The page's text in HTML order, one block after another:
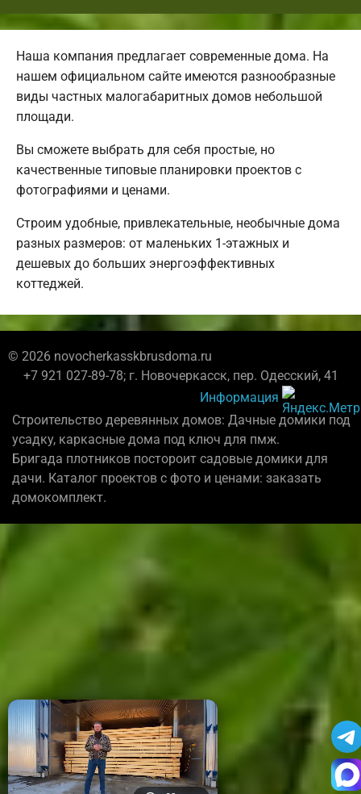
Наша компания предлагает современные дома. На
нашем официальном сайте имеются разнообразные
виды частных малогабаритных домов небольшой
площади.
Вы сможете выбрать для себя простые, но
качественные типовые планировки проектов с
фотографиями и ценами.
Строим удобные, привлекательные, необычные дома
разных размеров: от маленьких 1-этажных и
дешевых до больших энергоэффективных
коттеджей.
© 2026 novocherkasskbrusdoma.ru
+7 921 027-89-78; г. Новочеркасск, пер. Одесский, 41
Информация
Строительство деревянных домов: Дачные домики под
усадку, каркасные дома под ключ для пмж.
Бригада плотников постороит садовые домики для
дачи. Каталог проектов с фото и ценами: заказать
домокомплект.